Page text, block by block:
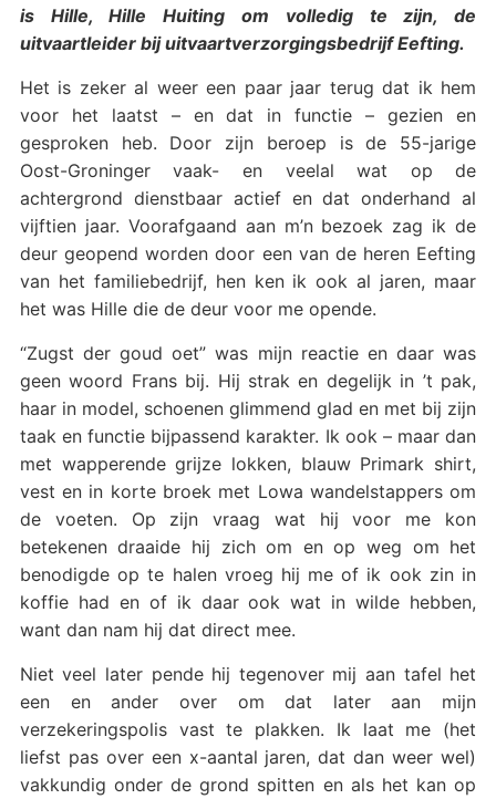
is Hille, Hille Huiting om volledig te zijn, de
uitvaartleider bij uitvaartverzorgingsbedrijf Eefting.
Het is zeker al weer een paar jaar terug dat ik hem
voor het laatst – en dat in functie – gezien en
gesproken heb. Door zijn beroep is de 55-jarige
Oost-Groninger vaak- en veelal wat op de
achtergrond dienstbaar actief en dat onderhand al
vijftien jaar. Voorafgaand aan m’n bezoek zag ik de
deur geopend worden door een van de heren Eefting
van het familiebedrijf, hen ken ik ook al jaren, maar
het was Hille die de deur voor me opende.
“Zugst der goud oet” was mijn reactie en daar was
geen woord Frans bij. Hij strak en degelijk in ’t pak,
haar in model, schoenen glimmend glad en met bij zijn
taak en functie bijpassend karakter. Ik ook – maar dan
met wapperende grijze lokken, blauw Primark shirt,
vest en in korte broek met Lowa wandelstappers om
de voeten. Op zijn vraag wat hij voor me kon
betekenen draaide hij zich om en op weg om het
benodigde op te halen vroeg hij me of ik ook zin in
koffie had en of ik daar ook wat in wilde hebben,
want dan nam hij dat direct mee.
Niet veel later pende hij tegenover mij aan tafel het
een en ander over om dat later aan mijn
verzekeringspolis vast te plakken. Ik laat me (het
liefst pas over een x-aantal jaren, dat dan weer wel)
vakkundig onder de grond spitten en als het kan op